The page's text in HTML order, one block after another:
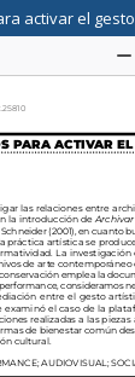
activar el gesto